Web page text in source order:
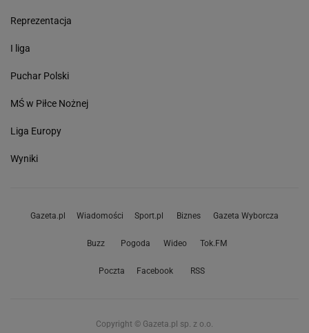
Reprezentacja
I liga
Puchar Polski
MŚ w Piłce Nożnej
Liga Europy
Wyniki
Gazeta.pl Wiadomości Sport.pl Biznes Gazeta Wyborcza
Buzz Pogoda Wideo Tok.FM
Poczta Facebook RSS
Copyright © Gazeta.pl sp. z o.o.